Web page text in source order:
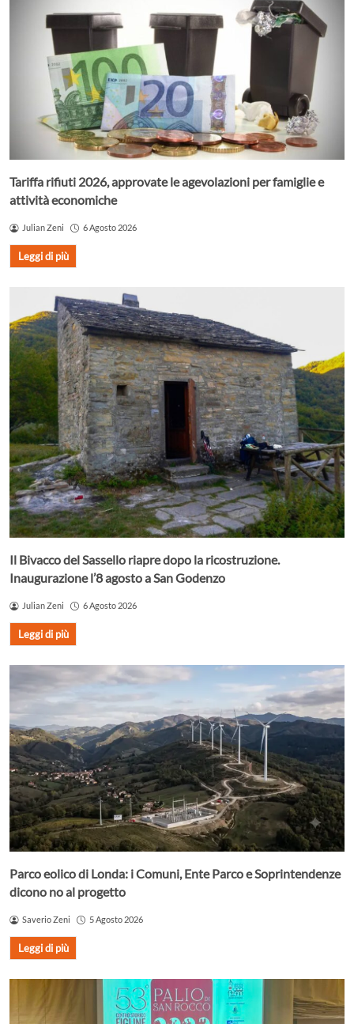
Tariffa rifiuti 2026, approvate le agevolazioni per famiglie e
attività economiche
Julian Zeni 6 Agosto 2026
Leggi di più
Il Bivacco del Sassello riapre dopo la ricostruzione.
Inaugurazione l’8 agosto a San Godenzo
Julian Zeni 6 Agosto 2026
Leggi di più
Parco eolico di Londa: i Comuni, Ente Parco e Soprintendenze
dicono no al progetto
Saverio Zeni 5 Agosto 2026
Leggi di più